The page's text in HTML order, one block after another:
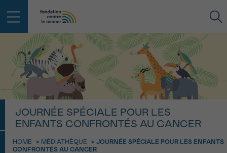
JOURNÉE SPÉCIALE POUR LES
ENFANTS CONFRONTÉS AU CANCER
HOME > MÉDIATHÈQUE > JOURNÉE SPÉCIALE POUR LES ENFANTS
CONFRONTÉS AU CANCER
FACE AU CANCER VOUS N’ÊTES
PAS SEUL
Des professionnels pour répondre à toutes vos
questions sur le cancer
aucun diagnostic
RETOUR